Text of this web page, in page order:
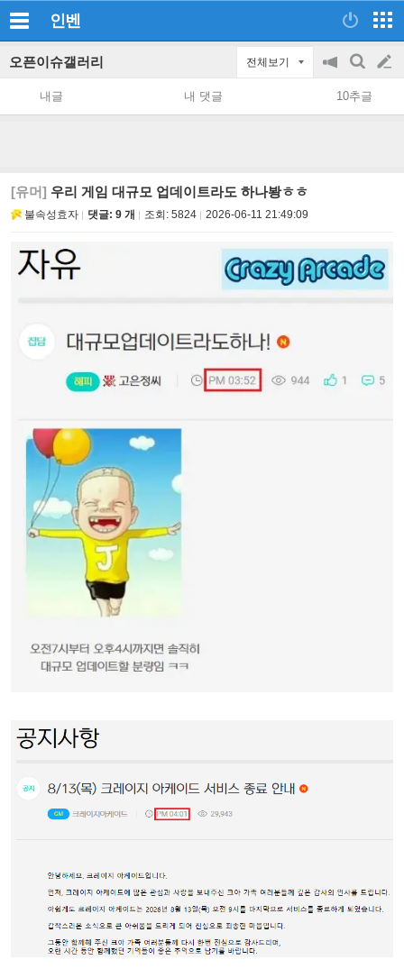
인벤
오픈이슈갤러리 전체보기
공
지
on/off
검
색
글
쓰
내글 내 댓글 10추글
[유머] 우리 게임 대규모 업데이트라도 하나봥ㅎㅎ
불속성효자 댓글: 9 개 조회: 5824 2026-06-11 21:49:09